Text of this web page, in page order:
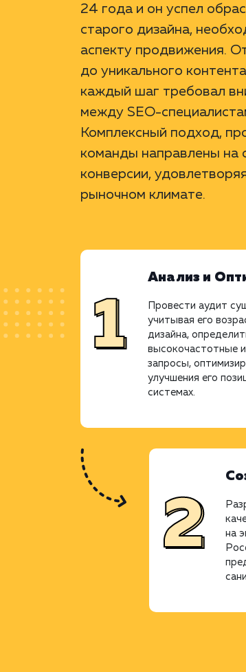
24 года и он успел
старого дизайна,
аспекту продвижения.
до уникального
каждый шаг требовал
между SEO-
Комплексный подход,
команды направлены на
конверсии,
рыночном климате.
Анализ и
Провести аудит
учитывая его
дизайна,
высокочастотные
запросы,
улучшения его
системах.
на